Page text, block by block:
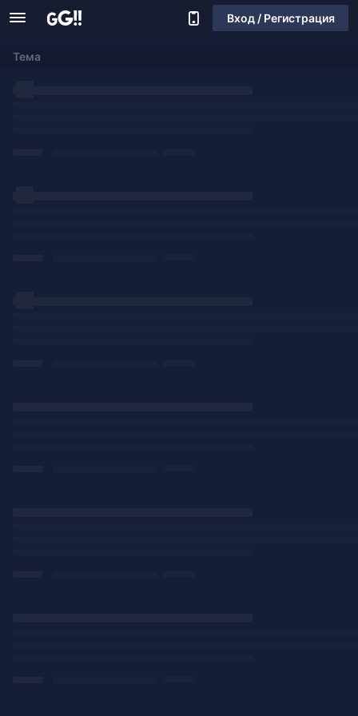
Вход / Регистрация
Тема